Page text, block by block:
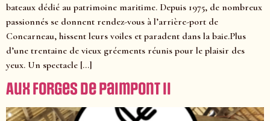
bateaux dédié au patrimoine maritime. Depuis 1975, de nombreux
passionnés se donnent rendez-vous à l’arrière-port de
Concarneau, hissent leurs voiles et paradent dans la baie.Plus
d’une trentaine de vieux gréements réunis pour le plaisir des
yeux. Un spectacle […]
Aux Forges de Paimpont II